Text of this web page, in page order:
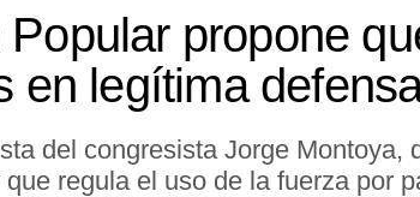
propone
en legítima
del congresista Jorge Montoya,
regula el uso de la fuerza por